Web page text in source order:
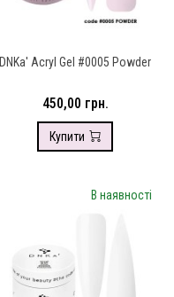
DNKa' Аcryl Gel #0005 Powder
450,00 грн.
Купити
В наявності